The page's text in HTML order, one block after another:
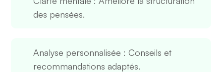
des pensées.
Analyse personnalisée : Conseils et
recommandations adaptés.